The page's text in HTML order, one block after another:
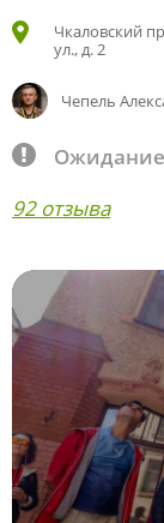
Чкаловский
ул., д. 2
Чепель
92 отзыва